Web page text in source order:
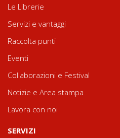
Le Librerie
Servizi e vantaggi
Raccolta punti
Eventi
Collaborazioni e Festival
Notizie e Area stampa
Lavora con noi
SERVIZI